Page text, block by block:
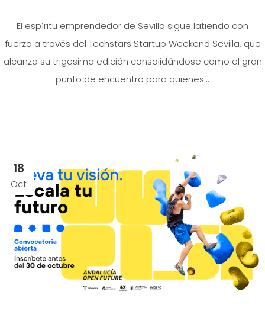
El espíritu emprendedor de Sevilla sigue latiendo con
fuerza a través del Techstars Startup Weekend Sevilla, que
alcanza su trigesima edición consolidándose como el gran
punto de encuentro para quienes...
18
Oct